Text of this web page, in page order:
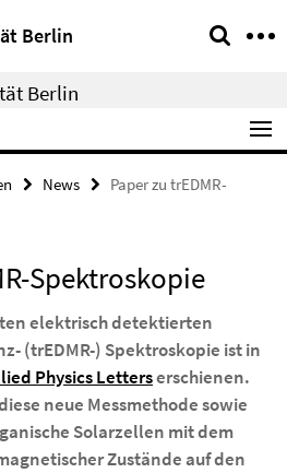
Berlin
Berlin
News
Paper zu trEDMR-
Spektroskopie
elektrisch detektierten
(trEDMR-) Spektroskopie ist in
Physics Letterserschienen.
neue Messmethode sowie
Solarzellen mit dem
Zustände auf den